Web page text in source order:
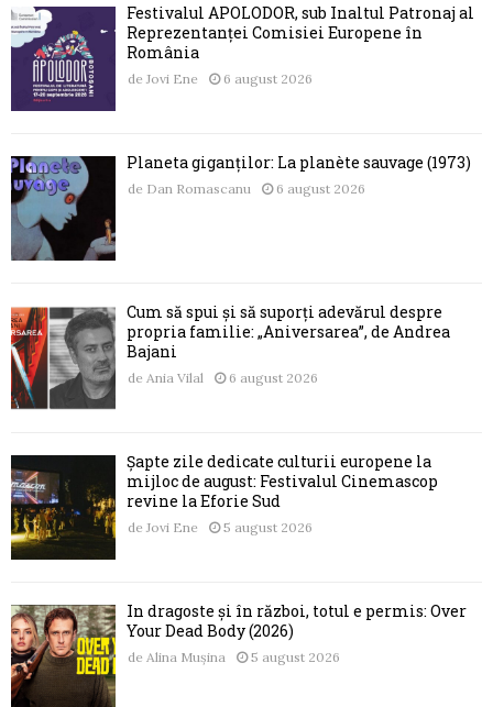
Festivalul APOLODOR, sub Înaltul Patronaj al
Reprezentanței Comisiei Europene în
România
de Jovi Ene 6 august 2026
Planeta giganților: La planète sauvage (1973)
de Dan Romascanu 6 august 2026
Cum să spui și să suporți adevărul despre
propria familie: „Aniversarea”, de Andrea
Bajani
de Ania Vilal 6 august 2026
Șapte zile dedicate culturii europene la
mijloc de august: Festivalul Cinemascop
revine la Eforie Sud
de Jovi Ene 5 august 2026
În dragoste și în război, totul e permis: Over
Your Dead Body (2026)
de Alina Mușina 5 august 2026